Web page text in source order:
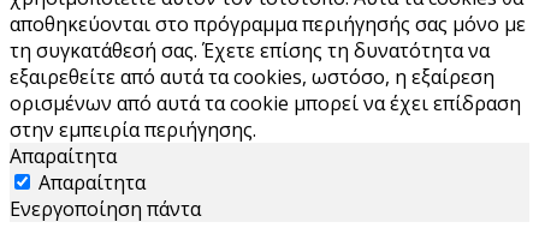
αποθηκεύονται στο πρόγραμμα περιήγησής σας μόνο με
τη συγκατάθεσή σας. Έχετε επίσης τη δυνατότητα να
εξαιρεθείτε από αυτά τα cookies, ωστόσο, η εξαίρεση
ορισμένων από αυτά τα cookie μπορεί να έχει επίδραση
στην εμπειρία περιήγησης.
Απαραίτητα
Απαραίτητα
Ενεργοποίηση πάντα